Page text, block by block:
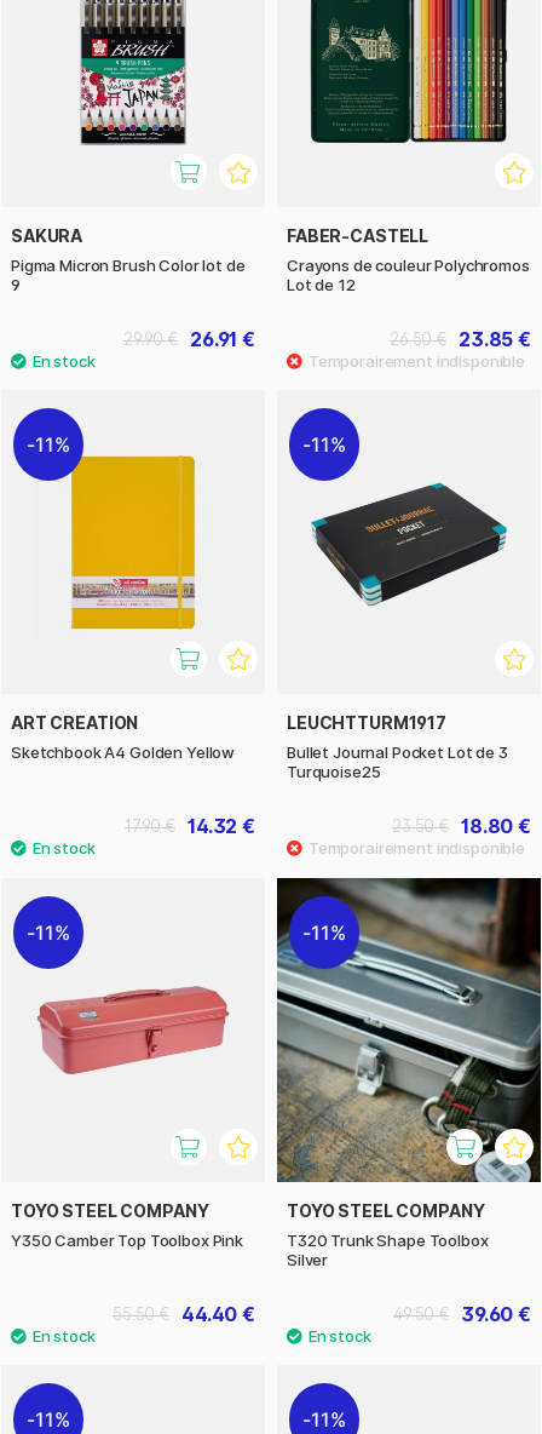
SAKURA
Pigma Micron Brush Color lot de
9
26.91 €
29.90 €
FABER-CASTELL
Crayons de couleur Polychromos
Lot de 12
23.85 €
26.50 €
11%
ART CREATION
Sketchbook A4 Golden Yellow
14.32 €
17.90 €
11%
LEUCHTTURM1917
Bullet Journal Pocket Lot de 3
Turquoise25
18.80 €
23.50 €
11%
TOYO STEEL COMPANY
Y350 Camber Top Toolbox Pink
44.40 €
55.50 €
11%
TOYO STEEL COMPANY
T320 Trunk Shape Toolbox
Silver
39.60 €
49.50 €
11% 11%